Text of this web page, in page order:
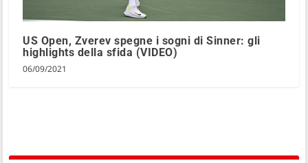
US Open, Zverev spegne i sogni di Sinner: gli
highlights della sfida (VIDEO)
06/09/2021